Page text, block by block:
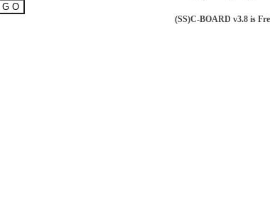
(SS)C-BOARD v3.8 is